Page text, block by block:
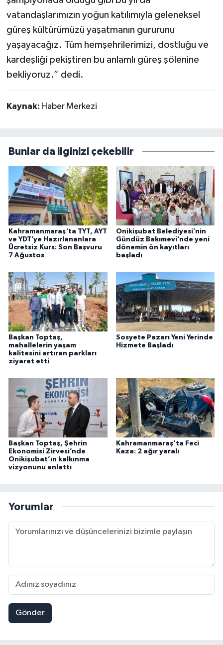
vatandaşlarımızın yoğun katılımıyla geleneksel
güreş kültürümüzü yaşatmanın gururunu
yaşayacağız. Tüm hemşehrilerimizi, dostluğu ve
kardeşliği pekiştiren bu anlamlı güreş şölenine
bekliyoruz.” dedi.
Kaynak: Haber Merkezi
Bunlar da ilginizi çekebilir
Kahramanmaraş'ta TYT, AYT
ve YDT’ye Hazırlananlara
Ücretsiz Kurs: Son Başvuru
7 Ağustos
Onikişubat Belediyesi’nin
Gündüz Bakımevi’nde yeni
dönemin ön kayıtları
başladı
Başkan Toptaş,
mahallelerin yaşam
kalitesini artıran parkları
ziyaret etti
Sosyete Pazarı Yeni Yerinde
Hizmete Başladı
Başkan Toptaş, Şehrin
Ekonomisi Zirvesi’nde
Onikişubat’ın kalkınma
vizyonunu anlattı
Kahramanmaraş'ta Feci
Kaza: 2 ağır yaralı
Yorumlar
Gönder